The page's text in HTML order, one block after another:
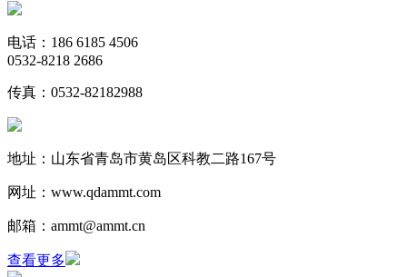
电话：186 6185 4506
0532-8218 2686
传真：0532-82182988
地址：山东省青岛市黄岛区科教二路167号
网址：www.qdammt.com
邮箱：ammt@ammt.cn
查看更多